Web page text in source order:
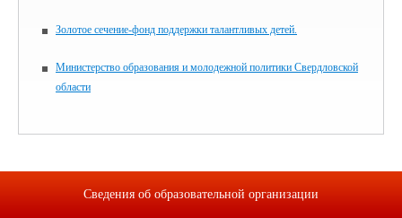
Золотое сечение-фонд поддержки талантливых детей.
Министерство образования и молодежной политики Свердловской
области
Сведения об образовательной организации